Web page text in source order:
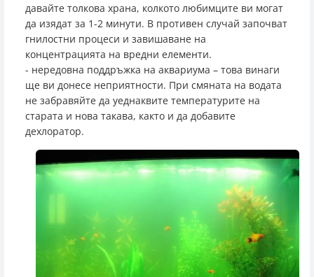
давайте толкова храна, колкото любимците ви могат
да изядат за 1-2 минути. В противен случай започват
гнилостни процеси и завишаване на
концентрацията на вредни елементи.
- нередовна поддръжка на аквариума – това винаги
ще ви донесе неприятности. При смяната на водата
не забравяйте да уеднаквите температурите на
старата и нова такава, както и да добавите
дехлоратор.